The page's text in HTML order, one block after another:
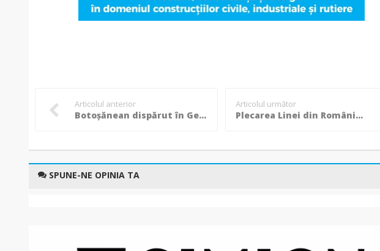
Articolul anterior
Botoșănean dispărut în Germania, polițiștii îl caută de cinci zile!
Articolul următor
Plecarea Linei din România, după moartea surorii: Povestea primei siameze care și-a găsit iubirea departe de casă!
SPUNE-NE OPINIA TA